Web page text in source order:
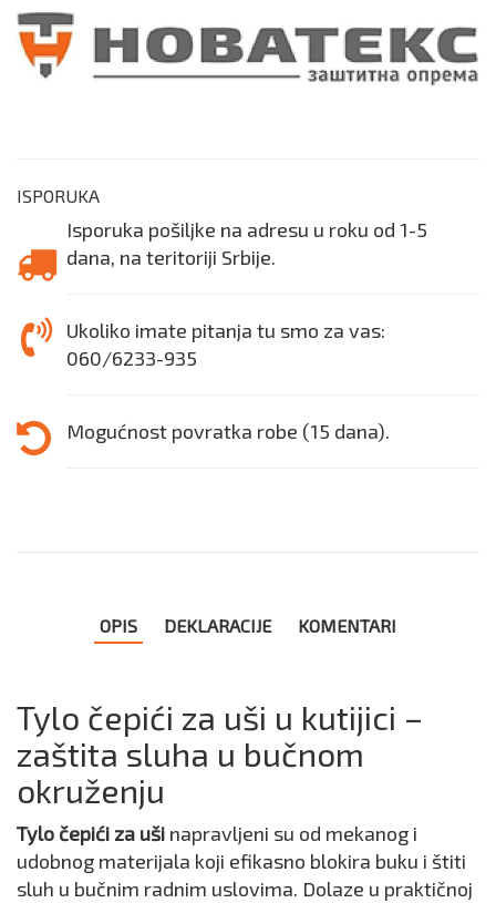
ISPORUKA
Isporuka pošiljke na adresu u roku od 1-5
dana, na teritoriji Srbije.
Ukoliko imate pitanja tu smo za vas:
060/6233-935
Mogućnost povratka robe (15 dana).
OPIS DEKLARACIJE KOMENTARI
Tylo čepići za uši u kutijici –
zaštita sluha u bučnom
okruženju
Tylo čepići za uši napravljeni su od mekanog i
udobnog materijala koji efikasno blokira buku i štiti
sluh u bučnim radnim uslovima. Dolaze u praktičnoj